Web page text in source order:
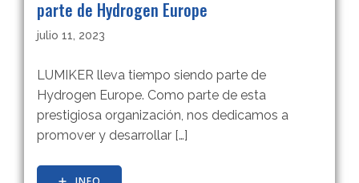
parte de Hydrogen Europe
julio 11, 2023
LUMIKER lleva tiempo siendo parte de
Hydrogen Europe. Como parte de esta
prestigiosa organización, nos dedicamos a
promover y desarrollar […]